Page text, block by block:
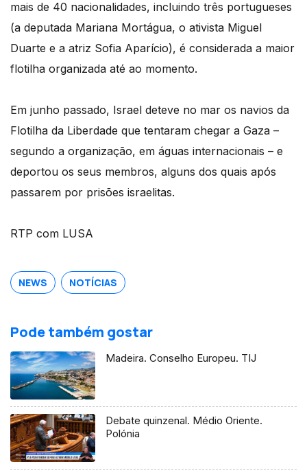
mais de 40 nacionalidades, incluindo três portugueses
(a deputada Mariana Mortágua, o ativista Miguel
Duarte e a atriz Sofia Aparício), é considerada a maior
flotilha organizada até ao momento.
Em junho passado, Israel deteve no mar os navios da
Flotilha da Liberdade que tentaram chegar a Gaza –
segundo a organização, em águas internacionais – e
deportou os seus membros, alguns dos quais após
passarem por prisões israelitas.
RTP com LUSA
NEWS NOTÍCIAS
Pode também gostar
Madeira. Conselho Europeu. TIJ
Debate quinzenal. Médio Oriente.
Polónia